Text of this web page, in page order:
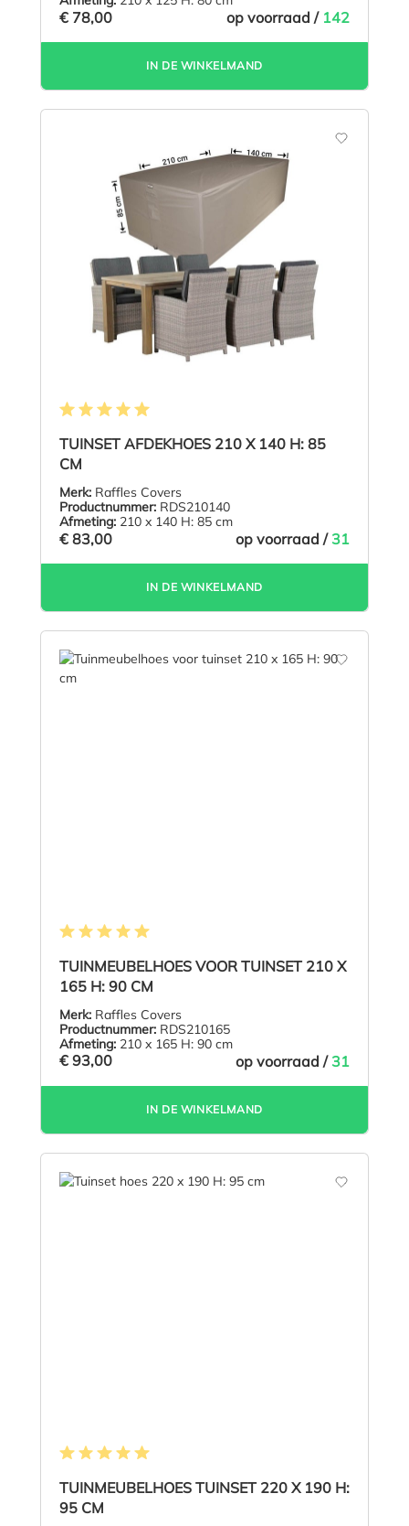
€ 78,00 op voorraad / 142
IN DE WINKELMAND
TUINSET AFDEKHOES 210 X 140 H: 85
CM
Merk: Raffles Covers
Productnummer: RDS210140
Afmeting: 210 x 140 H: 85 cm
€ 83,00 op voorraad / 31
IN DE WINKELMAND
TUINMEUBELHOES VOOR TUINSET 210 X
165 H: 90 CM
Merk: Raffles Covers
Productnummer: RDS210165
Afmeting: 210 x 165 H: 90 cm
€ 93,00 op voorraad / 31
IN DE WINKELMAND
TUINMEUBELHOES TUINSET 220 X 190 H:
95 CM